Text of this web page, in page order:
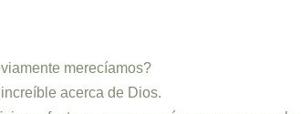
merecíamos?
acerca de Dios.